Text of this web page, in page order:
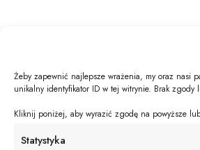
Żeby zapewnić najlepsze wrażenia, my oraz nasi
unikalny identyfikator ID w tej witrynie. Brak
Kliknij poniżej, aby wyrazić zgodę na powyższe
Statystyka